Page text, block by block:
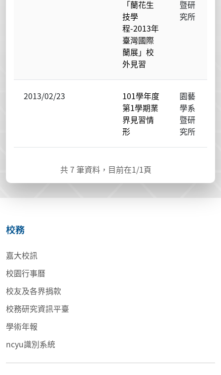
「蘭花生
技學
程-2013年
臺灣國際
蘭展」校
外見習
暨研
究所
2013/02/23
101學年度
第1學期業
界見習情
形
園藝
學系
暨研
究所
共7 筆資料，目前在1/1頁
校務
嘉大校訊
校園行事曆
校友及各界捐款
校務研究資訊平臺
學術年報
ncyu識別系統